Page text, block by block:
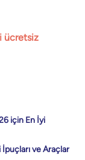
ücretsiz
için En İyi
ve Araçlar